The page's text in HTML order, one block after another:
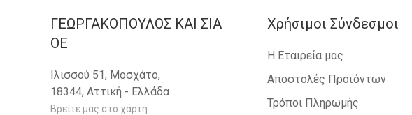
ΓΕΩΡΓΑΚΟΠΟΥΛΟΣ KAI ΣΙΑ
OE
Ιλισσού 51, Μοσχάτο,
18344, Αττική - Ελλάδα
Βρείτε μας στο χάρτη
Χρήσιμοι Σύνδεσμοι
Η Εταιρεία μας
Αποστολές Προϊόντων
Τρόποι Πληρωμής